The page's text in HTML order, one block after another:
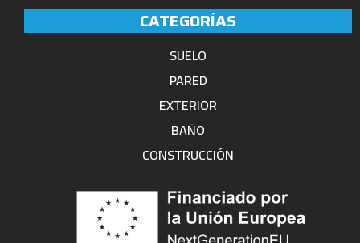
CATEGORÍAS
SUELO
PARED
EXTERIOR
BAÑO
CONSTRUCCIÓN